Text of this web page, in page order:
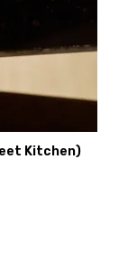
Kitchen)